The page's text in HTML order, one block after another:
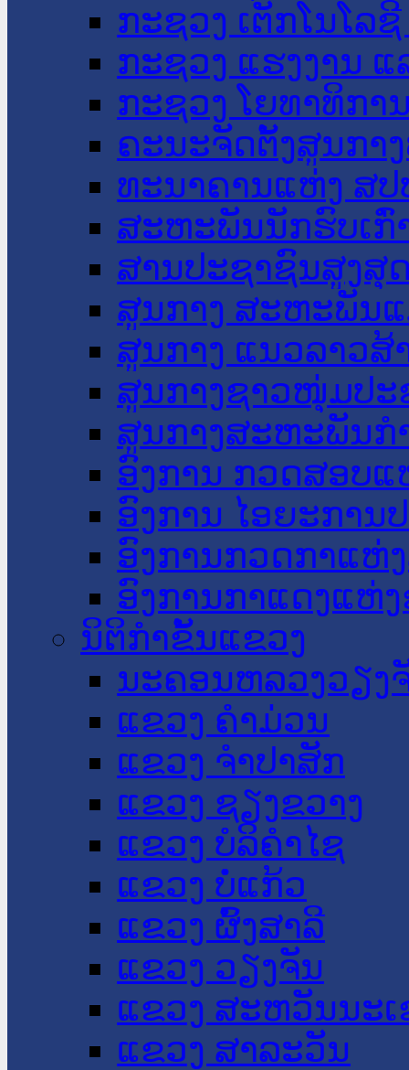
ກະຊວງ ເຕັກໂນໂລ
ກະຊວງ ແຮງງານ
ກະຊວງ ໂຍທາທິກາ
ຄະນະຈັດຕັ້ງສູນກາ
ທະນາຄານແຫ່ງ ສປ
ສະຫະພັນນັກຮົບເກົ່
ສານປະຊາຊົນສູງສຸ
ສູນກາງ ສະຫະພັນ
ສູນກາງ ແນວລາວສ້
ສູນກາງຊາວໜຸ່ມປະ
ສູນກາງສະຫະພັນກ
ອົງການ ກວດສອບແ
ອົງການ ໄອຍະການ
ອົງການກວດກາແຫ່
ອົງການກາແດງແຫ່
ນິຕິກໍາຂັ້ນແຂວງ
ນະ​ຄອນ​ຫລວງວຽງ
ແຂວງ ຄໍາມ່ວນ
ແຂວງ ຈໍາປາສັກ
ແຂວງ ຊຽງຂວາງ
ແຂວງ ບໍລິຄໍາໄຊ
ແຂວງ ບໍ່ແກ້ວ
ແຂວງ ຜົ້ງສາລີ
ແຂວງ ວຽງຈັນ
ແຂວງ ສະຫວັນນະ
ແຂວງ ສາລະວັນ